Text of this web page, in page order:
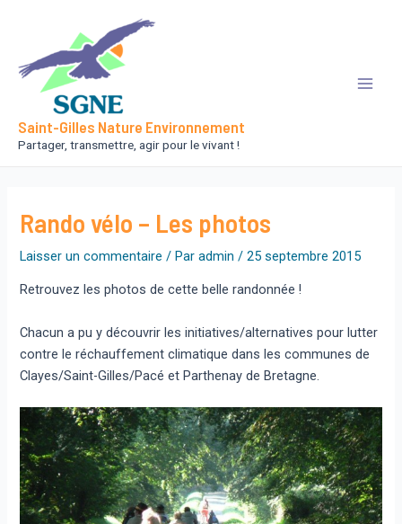
contenu
Saint-Gilles Nature Environnement
Partager, transmettre, agir pour le vivant !
Rando vélo – Les photos
Laisser un commentaire / Paradmin/25 septembre 2015
Retrouvez les photos de cette belle randonnée !
Chacun a pu y découvrir les initiatives/alternatives pour lutter
contre le réchauffement climatique dans les communes de
Clayes/Saint-Gilles/Pacé et Parthenay de Bretagne.